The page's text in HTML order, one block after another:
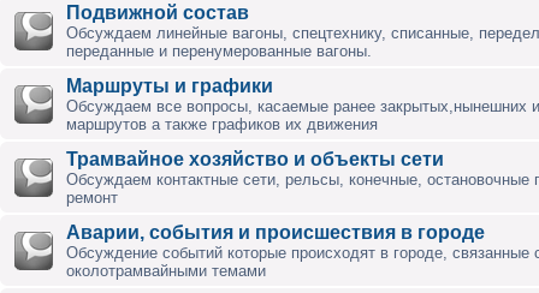
Подвижной состав
Обсуждаем линейные вагоны, спецтехнику, списанные,
переданные и перенумерованные вагоны.
Маршруты и графики
Обсуждаем все вопросы, касаемые ранее закрытых,нынешних
маршрутов а также графиков их движения
Трамвайное хозяйство и объекты сети
Обсуждаем контактные сети, рельсы, конечные, остановочные
ремонт
Аварии, события и происшествия в городе
Обсуждение событий которые происходят в городе, связанные
околотрамвайными темами